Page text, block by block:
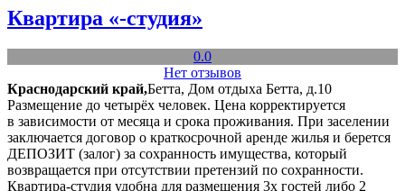
Квартира «-студия»
0.0
Нет отзывов
Краснодарский край,Бетта, Дом отдыха Бетта, д.10
Размещение до четырёх человек. Цена корректируется
в зависимости от месяца и срока проживания. При заселении
заключается договор о краткосрочной аренде жилья и берется
ДЕПОЗИТ (залог) за сохранность имущества, который
возвращается при отсутствии претензий по сохранности.
Квартира-студия удобна для размещения 3х гостей либо 2